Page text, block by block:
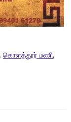
கொளத்தூர் மணி,